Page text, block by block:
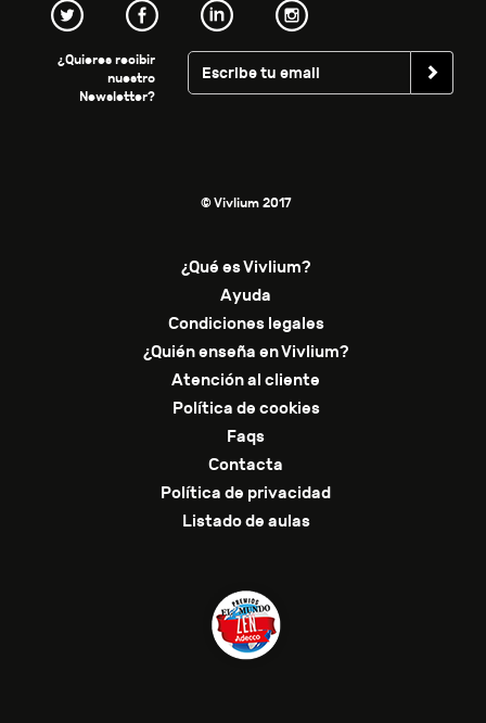
¿Quieres recibir
nuestro
Newsletter?
© Vivlium 2017
¿Qué es Vivlium?
Ayuda
Condiciones legales
¿Quién enseña en Vivlium?
Atención al cliente
Política de cookies
Faqs
Contacta
Política de privacidad
Listado de aulas